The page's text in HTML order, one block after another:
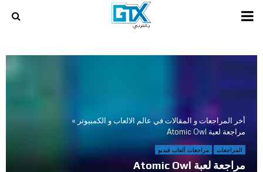
PRIMARY
أخر المراجعات و المقالات في عالم الالعاب و الكمبيوتر »
مراجعة لعبة Atomic Owl
المراجعات مراجعات ألعاب فيديو
مراجعة لعبة Atomic Owl